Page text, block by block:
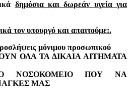
δημόσια και δωρεάν υγεία για
τον υπουργό και απαιτούμε:.
μόνιμου προσωπικού
ΟΛΑ ΤΑ ΔΙΚΑΙΑ ΑΙΤΗΜΑΤΑ
ΝΟΣΟΚΟΜΕΙΟ ΠΟΥ ΝΑ
ΜΑΣ